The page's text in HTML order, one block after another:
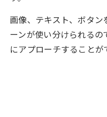
画像、テキスト、ボタ
ーンが使い分けられる
にアプローチすることが